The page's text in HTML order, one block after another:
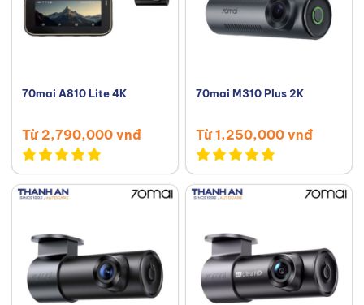
70mai A810 Lite 4K
Từ 2,790,000 vnđ
70mai M310 Plus 2K
Từ 1,250,000 vnđ